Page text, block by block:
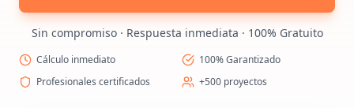
Sin compromiso · Respuesta inmediata · 100% Gratuito
Cálculo inmediato
100% Garantizado
Profesionales certificados
+500 proyectos